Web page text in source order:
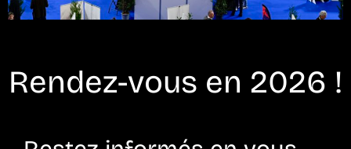
Rendez-vous en 2026 !